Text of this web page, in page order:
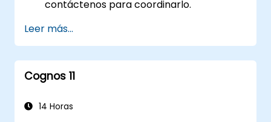
contáctenos para coordinarlo.
Leer más...
Cognos 11
14 Horas